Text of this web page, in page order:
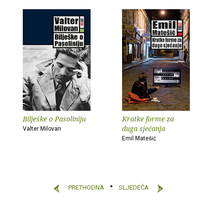
Bilješke o Pasoliniju
Valter Milovan
Kratke forme za
duga sjećanja
Emil Matešić
PRETHODNA SLJEDEĆA